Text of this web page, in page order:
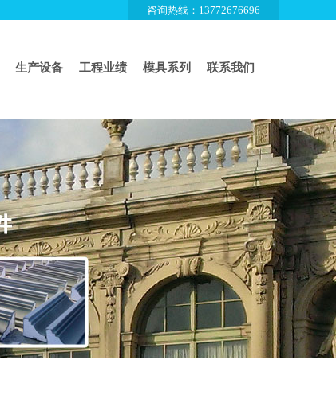
咨询热线：13772676696
生产设备 工程业绩 模具系列 联系我们